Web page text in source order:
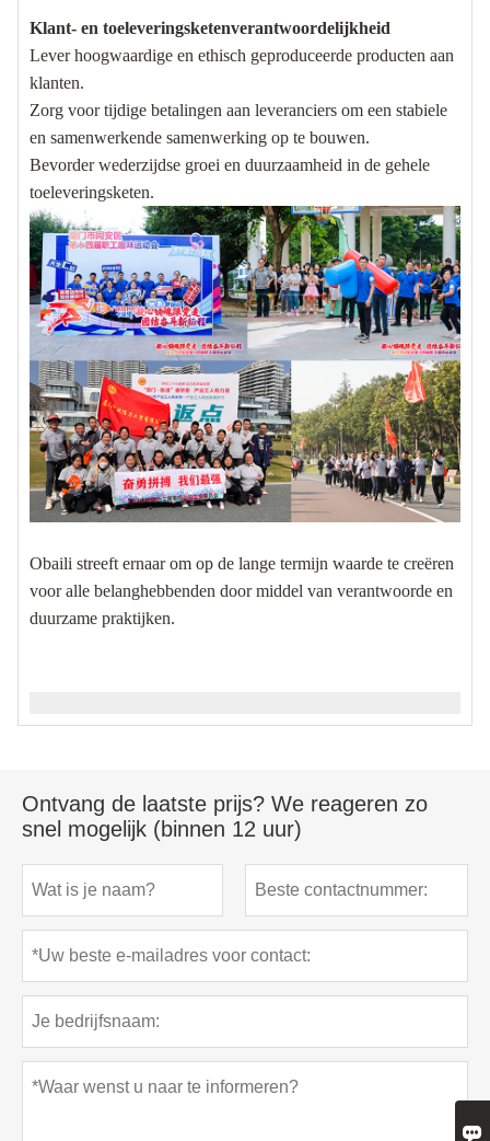
Klant- en toeleveringsketenverantwoordelijkheid
Lever hoogwaardige en ethisch geproduceerde producten aan
klanten.
Zorg voor tijdige betalingen aan leveranciers om een ​​stabiele
en samenwerkende samenwerking op te bouwen.
Bevorder wederzijdse groei en duurzaamheid in de gehele
toeleveringsketen.
Obaili streeft ernaar om op de lange termijn waarde te creëren
voor alle belanghebbenden door middel van verantwoorde en
duurzame praktijken.
Ontvang de laatste prijs? We reageren zo
snel mogelijk (binnen 12 uur)
